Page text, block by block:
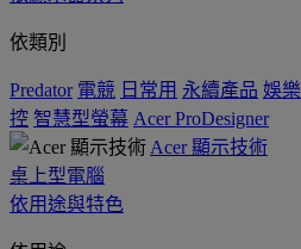
依類別
Predator 電競 日常用 永續產品 娛樂
控 智慧型螢幕 Acer ProDesigner
Acer 顯示技術
桌上型電腦
依用途與特色